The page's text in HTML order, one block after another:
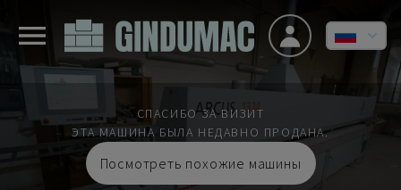
СПАСИБО ЗА ВИЗИТ
ЭТА МАШИНА БЫЛА НЕДАВНО ПРОДАНА.
Посмотреть похожие машины